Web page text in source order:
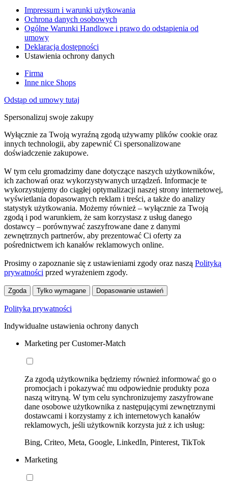
Impressum i warunki użytkowania
Ochrona danych osobowych
Ogólne Warunki Handlowe i prawo do odstąpienia od
umowy
Deklaracja dostępności
Ustawienia ochrony danych
Firma
Inne nice Shops
Odstąp od umowy tutaj
Spersonalizuj swoje zakupy
Wyłącznie za Twoją wyraźną zgodą używamy plików cookie oraz
innych technologii, aby zapewnić Ci spersonalizowane
doświadczenie zakupowe.
W tym celu gromadzimy dane dotyczące naszych użytkowników,
ich zachowań oraz wykorzystywanych urządzeń. Informacje te
wykorzystujemy do ciągłej optymalizacji naszej strony internetowej,
wyświetlania dopasowanych reklam i treści, a także do analizy
statystyk użytkowania. Możemy również – wyłącznie za Twoją
zgodą i pod warunkiem, że sam korzystasz z usług danego
dostawcy – porównywać zaszyfrowane dane z danymi
zewnętrznych partnerów, aby prezentować Ci oferty za
pośrednictwem ich kanałów reklamowych online.
Prosimy o zapoznanie się z ustawieniami zgody oraz naszą Polityką
prywatności przed wyrażeniem zgody.
Zgoda Tylko wymagane Dopasowanie ustawień
Polityka prywatności
Indywidualne ustawienia ochrony danych
Marketing per Customer-Match
Za zgodą użytkownika będziemy również informować go o
promocjach i pokazywać mu odpowiednie produkty poza
naszą witryną. W tym celu synchronizujemy zaszyfrowane
dane osobowe użytkownika z następującymi zewnętrznymi
dostawcami i korzystamy z ich internetowych kanałów
reklamowych, jeśli użytkownik korzysta już z ich usług:
Bing, Criteo, Meta, Google, LinkedIn, Pinterest, TikTok
Marketing